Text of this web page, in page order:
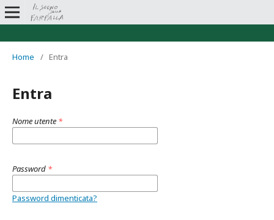
Home / Entra
Entra
Nome utente *
Password *
Password dimenticata?